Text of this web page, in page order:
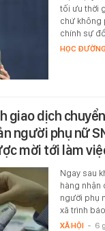
tối ưu thời
chứ không
chính sự
HỌC ĐƯỜNG
giao dịch
người phụ nữ
mời tới làm
Ngay sau
hàng nhận
người phụ
xã trình báo.
XÃ HỘI - 6